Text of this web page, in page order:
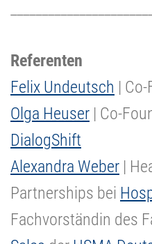
Referenten
Felix Undeutsch |
Olga Heuser | Co-
DialogShift
Alexandra Weber |
Partnerships bei
Fachvorständin des